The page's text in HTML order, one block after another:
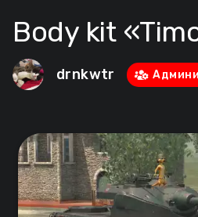
Body kit
drnkwtr